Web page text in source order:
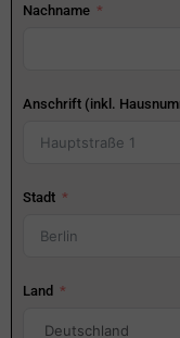
Nachname
Anschrift (inkl.
Stadt
Land